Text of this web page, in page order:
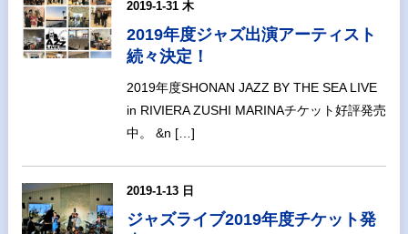
2019-1-31 木
2019年度ジャズ出演アーティスト
続々決定！
2019年度SHONAN JAZZ BY THE SEA LIVE
in RIVIERA ZUSHI MARINAチケット好評発売
中。 &n […]
2019-1-13 日
ジャズライブ2019年度チケット発